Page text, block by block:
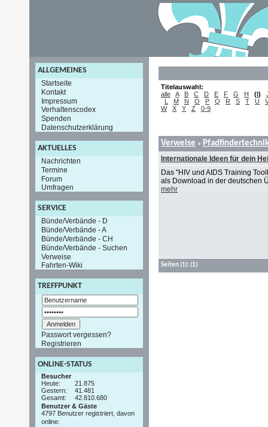
ALLGEMEINES
Startseite
Kontakt
Impressum
Verhaltenscodex
Spenden
Datenschutzerklärung
AKTUELLES
Nachrichten
Termine
Forum
Umfragen
SERVICE
Bünde/Verbände - D
Bünde/Verbände - A
Bünde/Verbände - CH
Bünde/Verbände - Suchen
Verweise
Fahrten-Wiki
TREFFPUNKT
Passwort vergessen?
Registrieren
ONLINE-STATUS
Besucher
Heute:
21.875
Gestern:
41.481
Gesamt:
42.810.680
Benutzer & Gäste
4797 Benutzer registriert, davon
online:
Titelauswahl:
alle
A B C D E F G H (I)
L
M N O P Q R S T U
W
X Y Z 0-9
Verweise »
Internationale Ideen für dein
Das "HIV und AIDS Training
als Download in der deutschen
mehr
Seiten(1): (1)